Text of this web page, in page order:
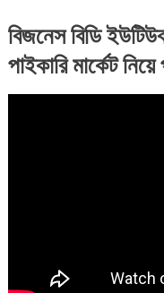
বিজনেস বিডি
পাইকারি মার্কেট